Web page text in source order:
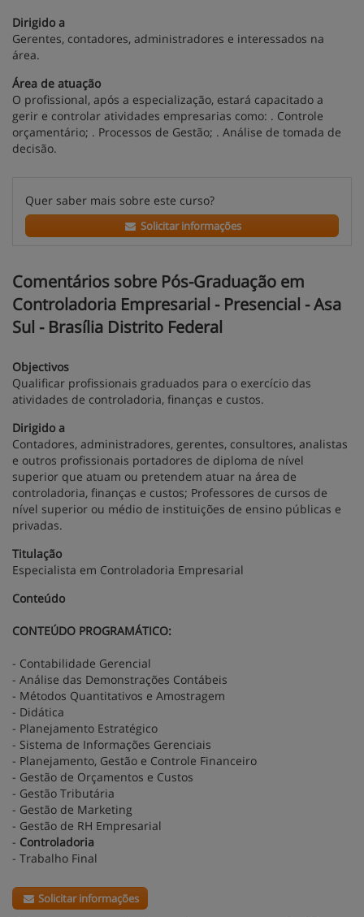
Dirigido a
Gerentes, contadores, administradores e interessados na
área.
Área de atuação
O profissional, após a especialização, estará capacitado a
gerir e controlar atividades empresarias como: . Controle
orçamentário; . Processos de Gestão; . Análise de tomada de
decisão.
Quer saber mais sobre este curso?
Solicitar informações
Comentários sobre Pós-Graduação em
Controladoria Empresarial - Presencial - Asa
Sul - Brasília Distrito Federal
Objectivos
Qualificar profissionais graduados para o exercício das
atividades de controladoria, finanças e custos.
Dirigido a
Contadores, administradores, gerentes, consultores, analistas
e outros profissionais portadores de diploma de nível
superior que atuam ou pretendem atuar na área de
controladoria, finanças e custos; Professores de cursos de
nível superior ou médio de instituições de ensino públicas e
privadas.
Titulação
Especialista em Controladoria Empresarial
Conteúdo
CONTEÚDO PROGRAMÁTICO:
- Contabilidade Gerencial
- Análise das Demonstrações Contábeis
- Métodos Quantitativos e Amostragem
- Didática
- Planejamento Estratégico
- Sistema de Informações Gerenciais
- Planejamento, Gestão e Controle Financeiro
- Gestão de Orçamentos e Custos
- Gestão Tributária
- Gestão de Marketing
- Gestão de RH Empresarial
- Controladoria
- Trabalho Final
Solicitar informações